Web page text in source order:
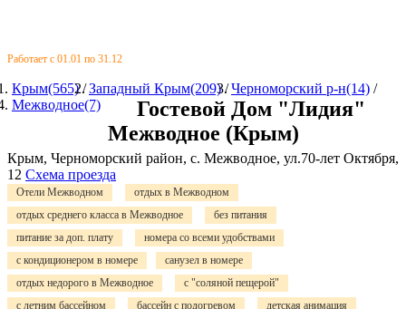
Работает с 01.01 по 31.12
Крым(565)/Западный Крым(209)/Черноморский р-н(14) /
Межводное(7)
Гостевой Дом "Лидия"
Межводное (Крым)
Крым, Черноморский район, с. Межводное, ул.70-лет Октября,
12 Схема проезда
Отели Межводном
отдых в Межводном
отдых среднего класса в Межводное
без питания
питание за доп. плату
номера со всеми удобствами
с кондиционером в номере
санузел в номере
отдых недорого в Межводное
с "соляной пещерой"
с летним бассейном
бассейн с подогревом
детская анимация